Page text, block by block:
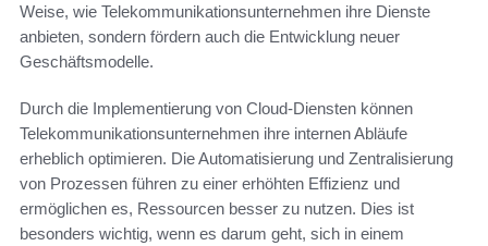
Weise, wie Telekommunikationsunternehmen ihre Dienste
anbieten, sondern fördern auch die Entwicklung neuer
Geschäftsmodelle.
Durch die Implementierung von Cloud-Diensten können
Telekommunikationsunternehmen ihre internen Abläufe
erheblich optimieren. Die Automatisierung und Zentralisierung
von Prozessen führen zu einer erhöhten Effizienz und
ermöglichen es, Ressourcen besser zu nutzen. Dies ist
besonders wichtig, wenn es darum geht, sich in einem